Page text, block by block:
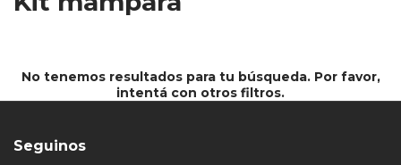
No tenemos resultados para tu búsqueda. Por favor,
intentá con otros filtros.
Seguinos